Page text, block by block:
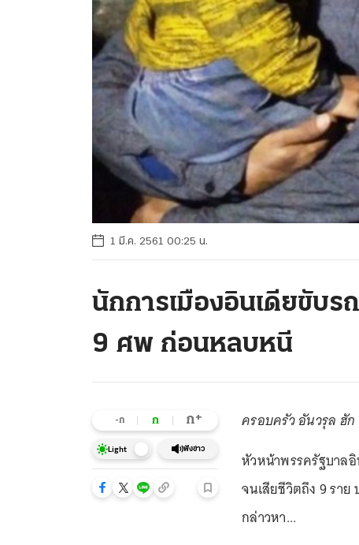
1 มี.ค. 2561 00:25 น.
นักการเมืองอินเดียขับร
9 ศพ ก่อนหลบหนี
-ก ก ก+
Light ฟังข่าว
ครอบครัว อันวรุล ฮั
หัวหน้าพรรครัฐบาล
จนเสียชีวิตถึง 9 รา
กล่าวหา...